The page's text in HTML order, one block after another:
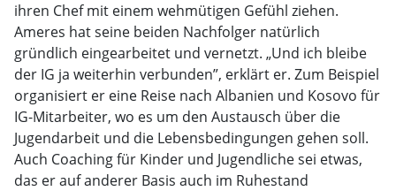
ihren Chef mit einem wehmütigen Gefühl ziehen.
Ameres hat seine beiden Nachfolger natürlich
gründlich eingearbeitet und vernetzt. „Und ich bleibe
der IG ja weiterhin verbunden”, erklärt er. Zum Beispiel
organisiert er eine Reise nach Albanien und Kosovo für
IG-Mitarbeiter, wo es um den Austausch über die
Jugendarbeit und die Lebensbedingungen gehen soll.
Auch Coaching für Kinder und Jugendliche sei etwas,
das er auf anderer Basis auch im Ruhestand